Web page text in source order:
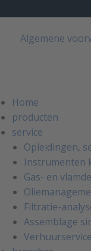
Algemene
Home
producten
service
Opleidingen,
Instrumenten
Gas- en
Filtratie-
Assemblage
Verhuurservice